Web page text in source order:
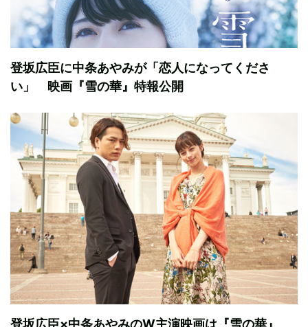
登坂広臣に中条あやみが「恋人になってくださ
い」 映画『雪の華』特報公開
登坂広臣×中条あやみのW主演映画は『雪の華』